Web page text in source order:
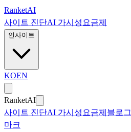
본문으로 건너뛰기
RanketAI
사이트 진단AI 가시성 요금제
인사이트
KOEN
RanketAI
사이트 진단AI 가시성 요금제 블로그
마크